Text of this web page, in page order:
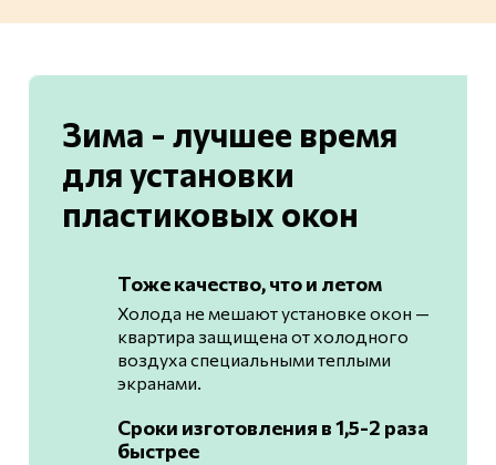
Зима - лучшее время
для установки
пластиковых окон
Тоже качество, что и летом
Холода не мешают установке окон —
квартира защищена от холодного
воздуха специальными теплыми
экранами.
Сроки изготовления в 1,5-2 раза
быстрее